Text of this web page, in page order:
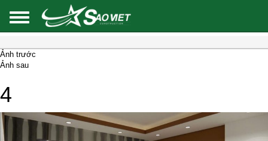
Ảnh trước
Ảnh sau
4